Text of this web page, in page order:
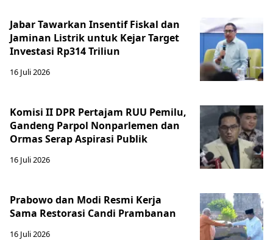
Jabar Tawarkan Insentif Fiskal dan
Jaminan Listrik untuk Kejar Target
Investasi Rp314 Triliun
16 Juli 2026
Komisi II DPR Pertajam RUU Pemilu,
Gandeng Parpol Nonparlemen dan
Ormas Serap Aspirasi Publik
16 Juli 2026
Prabowo dan Modi Resmi Kerja
Sama Restorasi Candi Prambanan
16 Juli 2026